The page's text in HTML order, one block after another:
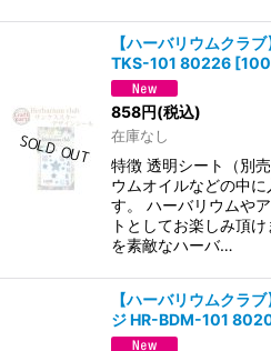
【ハーバリウムクラ
TKS-101 80226 [
858円(税込)
在庫なし
特徴 透明シート（別
ウムオイルなどの中
す。 ハーバリウムや
トとしてお楽しみ頂
を素敵なハーバ…
【ハーバリウムクラ
ジ HR-BDM-101